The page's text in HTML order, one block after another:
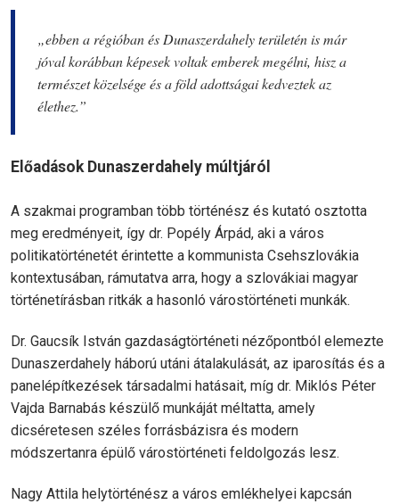
„ebben a régióban és Dunaszerdahely területén is már
jóval korábban képesek voltak emberek megélni, hisz a
természet közelsége és a föld adottságai kedveztek az
élethez.”
Előadások Dunaszerdahely múltjáról
A szakmai programban több történész és kutató osztotta
meg eredményeit, így dr. Popély Árpád, aki a város
politikatörténetét érintette a kommunista Csehszlovákia
kontextusában, rámutatva arra, hogy a szlovákiai magyar
történetírásban ritkák a hasonló várostörténeti munkák.
Dr. Gaucsík István gazdaságtörténeti nézőpontból elemezte
Dunaszerdahely háború utáni átalakulását, az iparosítás és a
panelépítkezések társadalmi hatásait, míg dr. Miklós Péter
Vajda Barnabás készülő munkáját méltatta, amely
dicséretesen széles forrásbázisra és modern
módszertanra épülő várostörténeti feldolgozás lesz.
Nagy Attila helytörténész a város emlékhelyei kapcsán